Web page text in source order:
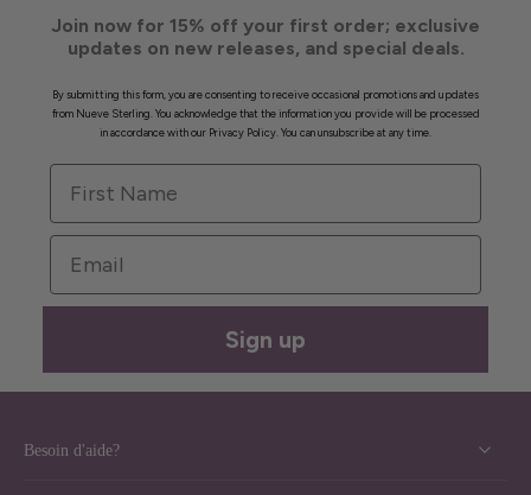
Join now for 15% off your first order; exclusive
updates on new releases, and special deals.
By submitting this form, you are consenting to receive occasional promotions and updates
from Nueve Sterling. You acknowledge that the information you provide will be processed
in accordance with our Privacy Policy. You can unsubscribe at any time.
First Name
Email
Sign up
Besoin d'aide?